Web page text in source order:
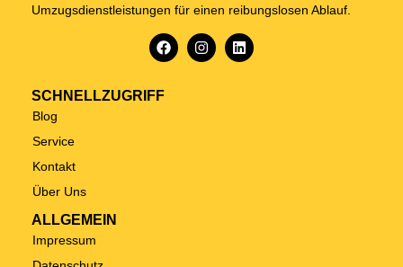
Umzugsdienstleistungen für einen reibungslosen Ablauf.
SCHNELLZUGRIFF
Blog
Service
Kontakt
Über Uns
ALLGEMEIN
Impressum